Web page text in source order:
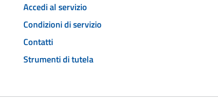
Accedi al servizio
Condizioni di servizio
Contatti
Strumenti di tutela